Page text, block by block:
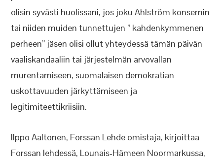
olisin syvästi huolissani, jos joku Ahlström konsernin
tai niiden muiden tunnettujen ” kahdenkymmenen
perheen” jäsen olisi ollut yhteydessä tämän päivän
vaaliskandaaliin tai järjestelmän arvovallan
murentamiseen, suomalaisen demokratian
uskottavuuden järkyttämiseen ja
legitimiteettikriisiin.
Ilppo Aaltonen, Forssan Lehde omistaja, kirjoittaa
Forssan lehdessä, Lounais-Hämeen Noormarkussa,